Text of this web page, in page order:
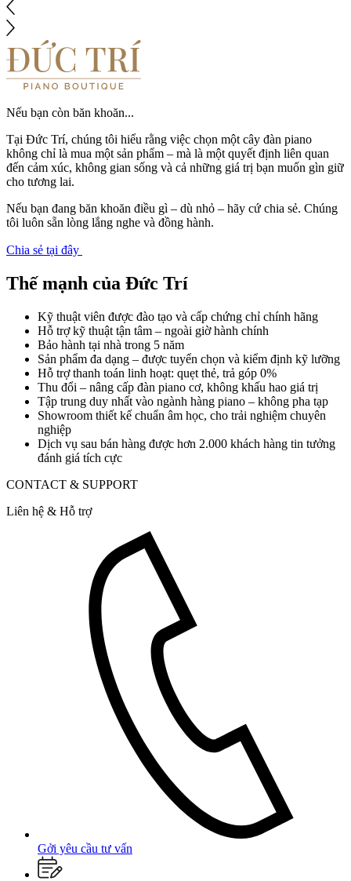
Nếu bạn còn băn khoăn...
Tại Đức Trí, chúng tôi hiểu rằng việc chọn một cây đàn piano
không chỉ là mua một sản phẩm – mà là một quyết định liên quan
đến cảm xúc, không gian sống và cả những giá trị bạn muốn gìn giữ
cho tương lai.
Nếu bạn đang băn khoăn điều gì – dù nhỏ – hãy cứ chia sẻ. Chúng
tôi luôn sẵn lòng lắng nghe và đồng hành.
Chia sẻ tại đây
Thế mạnh của Đức Trí
Kỹ thuật viên được đào tạo và cấp chứng chỉ chính hãng
Hỗ trợ kỹ thuật tận tâm – ngoài giờ hành chính
Bảo hành tại nhà trong 5 năm
Sản phẩm đa dạng – được tuyển chọn và kiểm định kỹ lưỡng
Hỗ trợ thanh toán linh hoạt: quẹt thẻ, trả góp 0%
Thu đổi – nâng cấp đàn piano cơ, không khấu hao giá trị
Tập trung duy nhất vào ngành hàng piano – không pha tạp
Showroom thiết kế chuẩn âm học, cho trải nghiệm chuyên
nghiệp
Dịch vụ sau bán hàng được hơn 2.000 khách hàng tin tưởng
đánh giá tích cực
CONTACT & SUPPORT
Liên hệ & Hỗ trợ
Gởi yêu cầu tư vấn